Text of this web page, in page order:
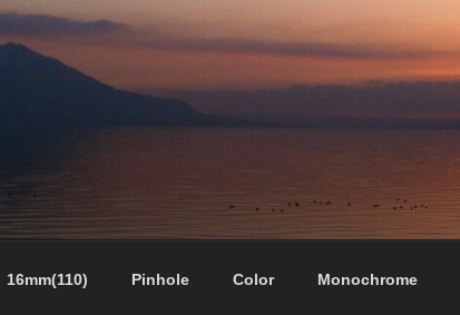
16mm(110) Pinhole Color Monochrome